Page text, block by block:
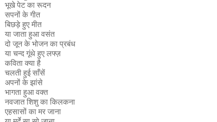
भूखे पेट का रूदन
सपनों के गीत
बिछड़े हुए मीत
या जाता हुआ वसंत
दो जून के भोजन का प्रबंध
या चन्द गूंथे हुए लफ्ज़
कविता क्या है
चलती हुई साँसें
अपनों के झांसे
भागता हुआ वक्त
नवजात शिशु का किलकना
एहसासों का मर जाना